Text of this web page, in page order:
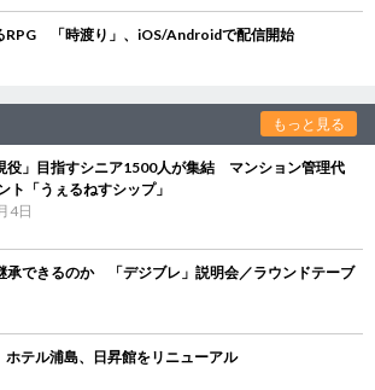
RPG 「時渡り」、iOS/Androidで配信開始
もっと見る
役」目指すシニア1500人が集結 マンション管理代
ト「うぇるねすシップ」
4日
承できるのか 「デジブレ」説明会／ラウンドテーブ
テル浦島、日昇館をリニューアル